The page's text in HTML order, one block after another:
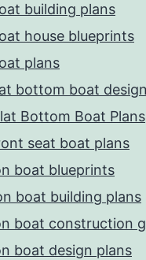
building plans
house blueprints
plans
bottom boat
Bottom Boat Plans
seat boat plans
boat blueprints
boat building plans
boat construction
boat design plans